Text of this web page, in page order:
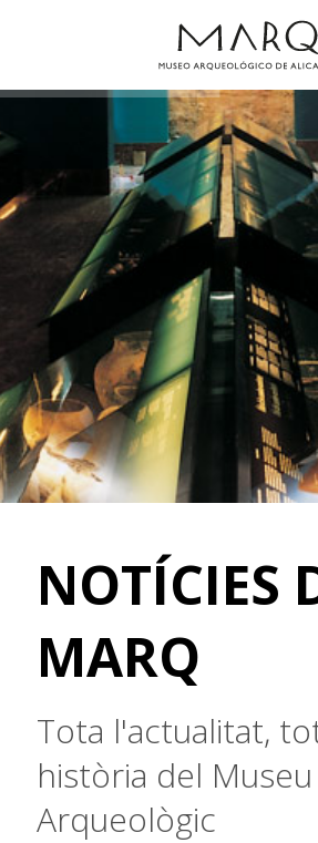
NOTÍCIES
MARQ
Tota l'actualitat,
història del Museu
Arqueològic